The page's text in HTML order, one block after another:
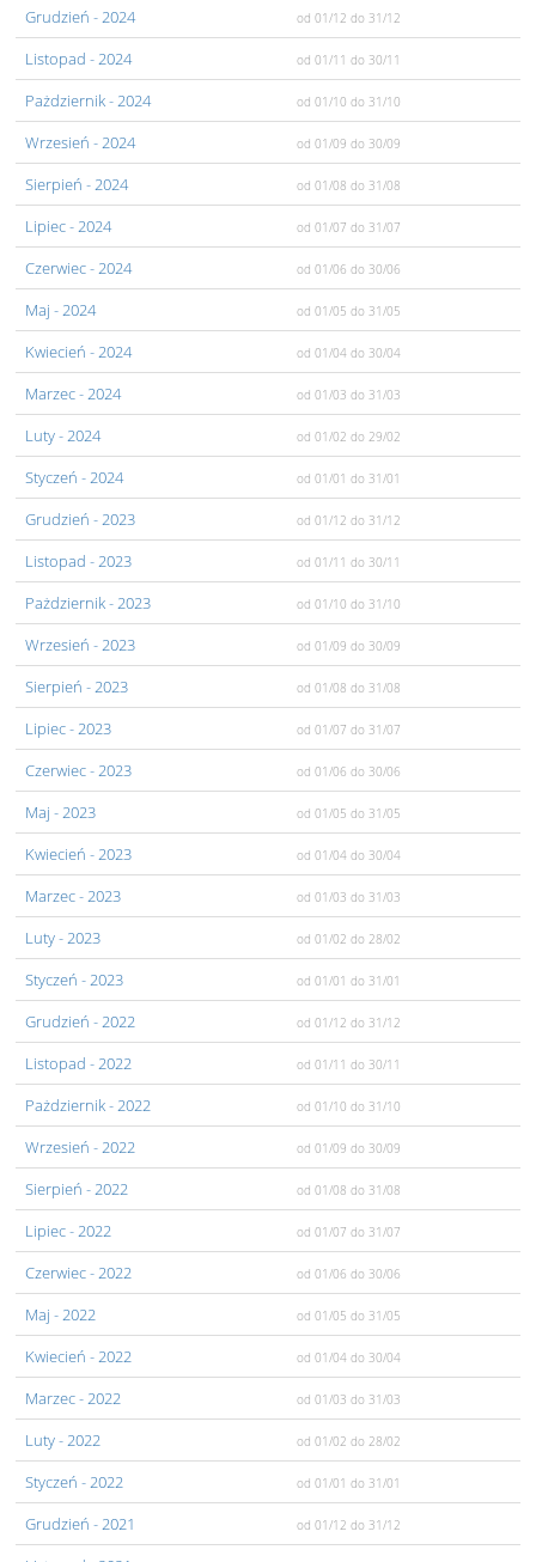
Grudzień - 2024 od 01/12 do 31/12
Listopad - 2024 od 01/11 do 30/11
Pażdziernik- 2024 od 01/10 do 31/10
Wrzesień - 2024 od 01/09 do 30/09
Sierpień - 2024 od 01/08 do 31/08
Lipiec- 2024 od 01/07 do 31/07
Czerwiec- 2024 od 01/06 do 30/06
Maj - 2024 od 01/05 do 31/05
Kwiecień - 2024 od 01/04 do 30/04
Marzec- 2024 od 01/03 do 31/03
Luty- 2024 od 01/02 do 29/02
Styczeń - 2024 od 01/01 do 31/01
Grudzień - 2023 od 01/12 do 31/12
Listopad - 2023 od 01/11 do 30/11
Pażdziernik- 2023 od 01/10 do 31/10
Wrzesień - 2023 od 01/09 do 30/09
Sierpień - 2023 od 01/08 do 31/08
Lipiec- 2023 od 01/07 do 31/07
Czerwiec- 2023 od 01/06 do 30/06
Maj - 2023 od 01/05 do 31/05
Kwiecień - 2023 od 01/04 do 30/04
Marzec- 2023 od 01/03 do 31/03
Luty- 2023 od 01/02 do 28/02
Styczeń - 2023 od 01/01 do 31/01
Grudzień - 2022 od 01/12 do 31/12
Listopad - 2022 od 01/11 do 30/11
Pażdziernik- 2022 od 01/10 do 31/10
Wrzesień - 2022 od 01/09 do 30/09
Sierpień - 2022 od 01/08 do 31/08
Lipiec- 2022 od 01/07 do 31/07
Czerwiec- 2022 od 01/06 do 30/06
Maj - 2022 od 01/05 do 31/05
Kwiecień - 2022 od 01/04 do 30/04
Marzec- 2022 od 01/03 do 31/03
Luty- 2022 od 01/02 do 28/02
Styczeń - 2022 od 01/01 do 31/01
Grudzień - 2021 od 01/12 do 31/12